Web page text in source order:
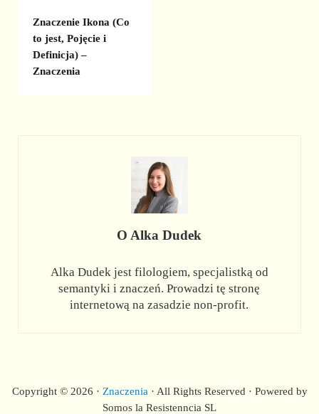
Znaczenie Ikona (Co
to jest, Pojęcie i
Definicja) –
Znaczenia
O Alka Dudek
Alka Dudek jest filologiem, specjalistką od
semantyki i znaczeń. Prowadzi tę stronę
internetową na zasadzie non-profit.
Copyright © 2026 · Znaczenia · All Rights Reserved · Powered by
Somos la Resistenncia SL